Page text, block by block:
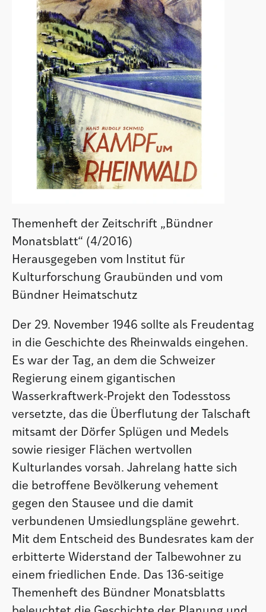
Themenheft der Zeitschrift „Bündner
Monatsblatt“ (4/2016)
Herausgegeben vom Institut für
Kulturforschung Graubünden und vom
Bündner Heimatschutz
Der 29. November 1946 sollte als Freudentag
in die Geschichte des Rheinwalds eingehen.
Es war der Tag, an dem die Schweizer
Regierung einem gigantischen
Wasserkraftwerk-Projekt den Todesstoss
versetzte, das die Überflutung der Talschaft
mitsamt der Dörfer Splügen und Medels
sowie riesiger Flächen wertvollen
Kulturlandes vorsah. Jahrelang hatte sich
die betroffene Bevölkerung vehement
gegen den Stausee und die damit
verbundenen Umsiedlungspläne gewehrt.
Mit dem Entscheid des Bundesrates kam der
erbitterte Widerstand der Talbewohner zu
einem friedlichen Ende. Das 136-seitige
Themenheft des Bündner Monatsblatts